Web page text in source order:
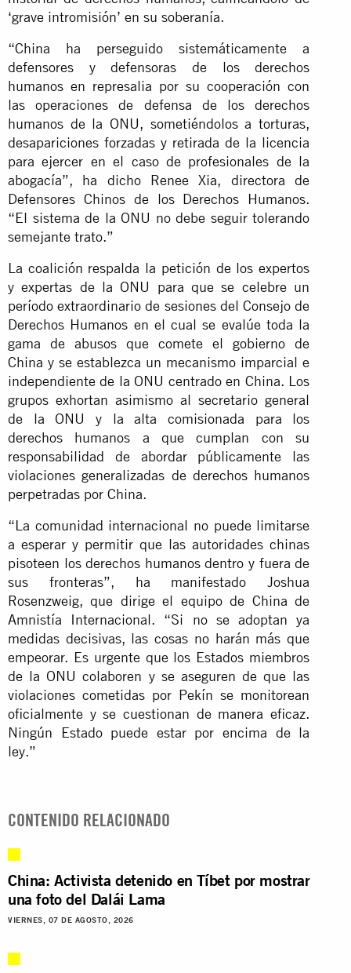
‘grave intromisión’ en su soberanía.
“China ha perseguido sistemáticamente a
defensores y defensoras de los derechos
humanos en represalia por su cooperación con
las operaciones de defensa de los derechos
humanos de la ONU, sometiéndolos a torturas,
desapariciones forzadas y retirada de la licencia
para ejercer en el caso de profesionales de la
abogacía”, ha dicho Renee Xia, directora de
Defensores Chinos de los Derechos Humanos.
“El sistema de la ONU no debe seguir tolerando
semejante trato.”
La coalición respalda la petición de los expertos
y expertas de la ONU para que se celebre un
período extraordinario de sesiones del Consejo de
Derechos Humanos en el cual se evalúe toda la
gama de abusos que comete el gobierno de
China y se establezca un mecanismo imparcial e
independiente de la ONU centrado en China. Los
grupos exhortan asimismo al secretario general
de la ONU y la alta comisionada para los
derechos humanos a que cumplan con su
responsabilidad de abordar públicamente las
violaciones generalizadas de derechos humanos
perpetradas por China.
“La comunidad internacional no puede limitarse
a esperar y permitir que las autoridades chinas
pisoteen los derechos humanos dentro y fuera de
sus fronteras”, ha manifestado Joshua
Rosenzweig, que dirige el equipo de China de
Amnistía Internacional. “Si no se adoptan ya
medidas decisivas, las cosas no harán más que
empeorar. Es urgente que los Estados miembros
de la ONU colaboren y se aseguren de que las
violaciones cometidas por Pekín se monitorean
oficialmente y se cuestionan de manera eficaz.
Ningún Estado puede estar por encima de la
ley.”
CONTENIDO RELACIONADO
China: Activista detenido en Tíbet por mostrar
una foto del Dalái Lama
VIERNES, 07 DE AGOSTO, 2026